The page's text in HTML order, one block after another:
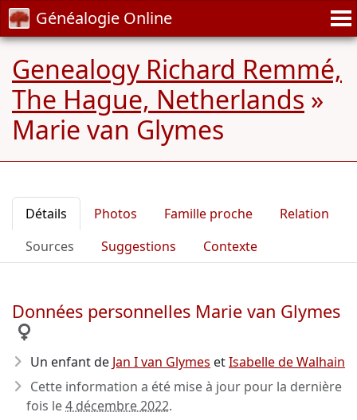
Généalogie Online
Genealogy Richard Remmé,
The Hague, Netherlands »
Marie van Glymes
Détails Photos Famille proche
Relation
Sources
Suggestions Contexte
Données personnelles Marie van Glymes
Un enfant de Jan I van Glymes etIsabelle de Walhain
Cette information a été mise à jour pour la dernière
fois le4 décembre 2022.